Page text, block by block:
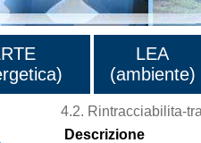
LEA
(ambiente)
4.2. Rintracciabilita-
Descrizione